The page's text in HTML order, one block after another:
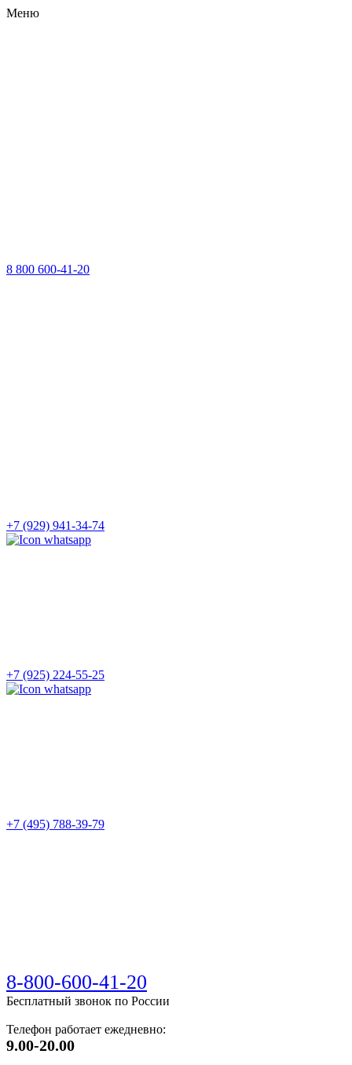
Меню
8 800 600-41-20
+7 (929) 941-34-74
+7 (925) 224-55-25
+7 (495) 788-39-79
8-800-600-41-20
Бесплатный звонок по России
Телефон работает ежедневно:
9.00-20.00